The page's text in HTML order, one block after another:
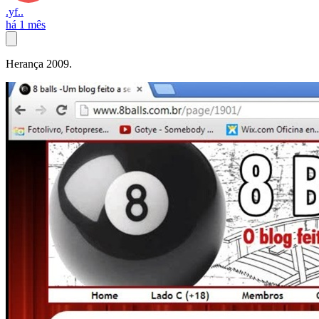
.yf..
há 1 mês
Herança 2009.